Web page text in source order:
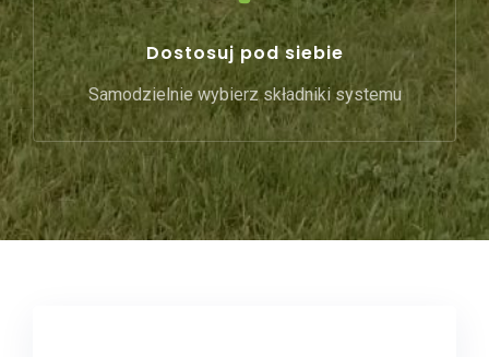
Dostosuj pod siebie
Samodzielnie wybierz składniki systemu